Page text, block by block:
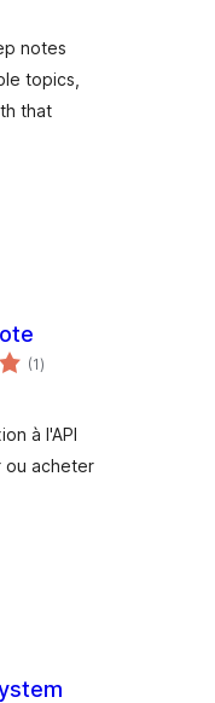
notes
topics,
that
(1एकूण
मूल्यांकन
)
à l'API
ou acheter